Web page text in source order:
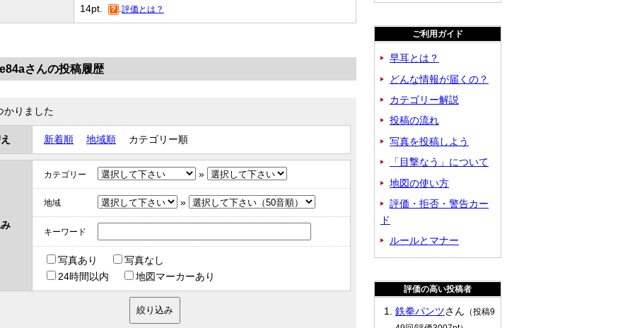
14pt. 評価とは？
さんの投稿履歴
かりました
新着順 地域順 カテゴリー順
カテゴリー »
地域 »
キーワード
写真あり
写真なし
24時間以内
地図マーカーあり
ご利用ガイド
早耳とは？
どんな情報が届くの？
カテゴリー解説
投稿の流れ
写真を投稿しよう
「目撃なう」について
地図の使い方
評価・拒否・警告カー
ド
ルールとマナー
評価の高い投稿者
鉄拳パンツさん （投稿9